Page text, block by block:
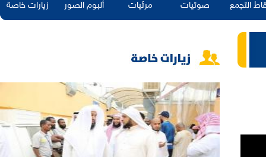
زيارات خاصة ألبوم الصور مرئيات صوتيات التجمع